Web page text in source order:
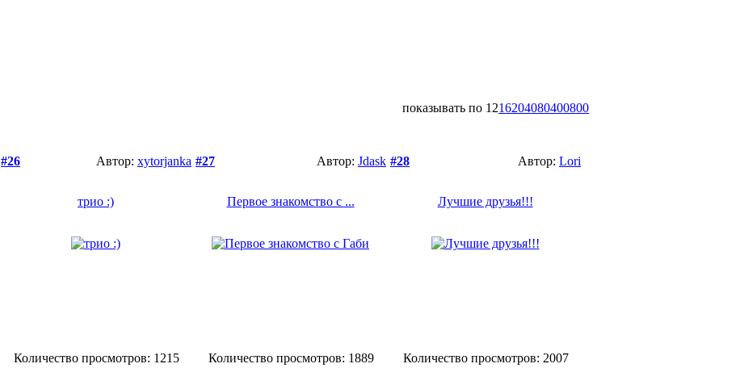
показывать по 1216204080400800
#26 Автор: xytorjanka
трио :)
Количество просмотров: 1215
#27 Автор: Jdask
Первое знакомство с ...
Количество просмотров: 1889
#28 Автор: Lori
Лучшие друзья!!!
Количество просмотров: 2007